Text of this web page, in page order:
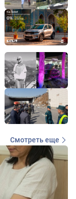
Смотреть еще